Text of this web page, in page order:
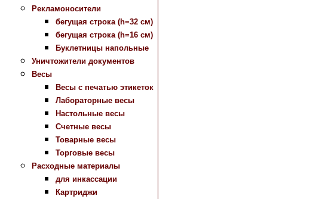
Рекламоносители
бегущая строка (h=32 см)
бегущая строка (h=16 см)
Буклетницы напольные
Уничтожители документов
Весы
Весы с печатью этикеток
Лабораторные весы
Настольные весы
Счетные весы
Товарные весы
Торговые весы
Расходные материалы
для инкассации
Картриджи